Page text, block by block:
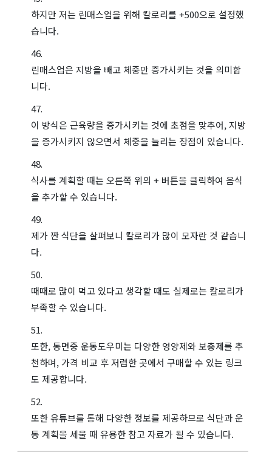
하지만 저는 린매스업을 위해 칼로리를 +500으로 설정했
습니다.
린매스업은 지방을 빼고 체중만 증가시키는 것을 의미합
니다.
이 방식은 근육량을 증가시키는 것에 초점을 맞추어, 지방
을 증가시키지 않으면서 체중을 늘리는 장점이 있습니다.
식사를 계획할 때는 오른쪽 위의 + 버튼을 클릭하여 음식
을 추가할 수 있습니다.
제가 짠 식단을 살펴보니 칼로리가 많이 모자란 것 같습니
다.
때때로 많이 먹고 있다고 생각할 때도 실제로는 칼로리가
부족할 수 있습니다.
또한, 동면중 운동도우미는 다양한 영양제와 보충제를 추
천하며, 가격 비교 후 저렴한 곳에서 구매할 수 있는 링크
도 제공합니다.
또한 유튜브를 통해 다양한 정보를 제공하므로 식단과 운
동 계획을 세울 때 유용한 참고 자료가 될 수 있습니다.